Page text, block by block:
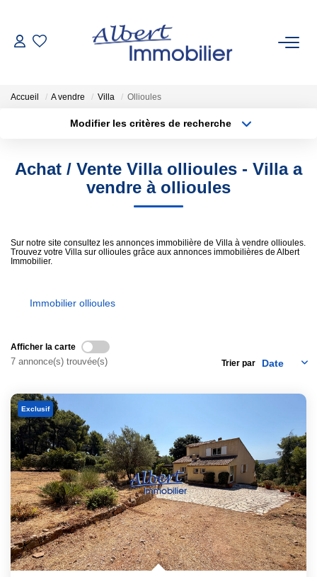
AGENCES
EXTRANET
Accueil A vendre Villa Ollioules
Modifier les critères de recherche
Type de bien
Surface min
Créer une alerte
Achat / Vente Villa ollioules - Villa a
vendre à ollioules
Sur notre site consultez les annonces immobilière de Villa à vendre ollioules.
Trouvez votre Villa sur ollioules grâce aux annonces immobilières de Albert
Immobilier.
Immobilier ollioules
Afficher la carte
7 annonce(s) trouvée(s) Trier par
Exclusif